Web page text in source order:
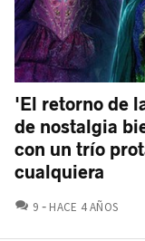
'El retorno de
de nostalgia
con un trío
cualquiera
9 COMENTARIOS
HACE 4 AÑOS